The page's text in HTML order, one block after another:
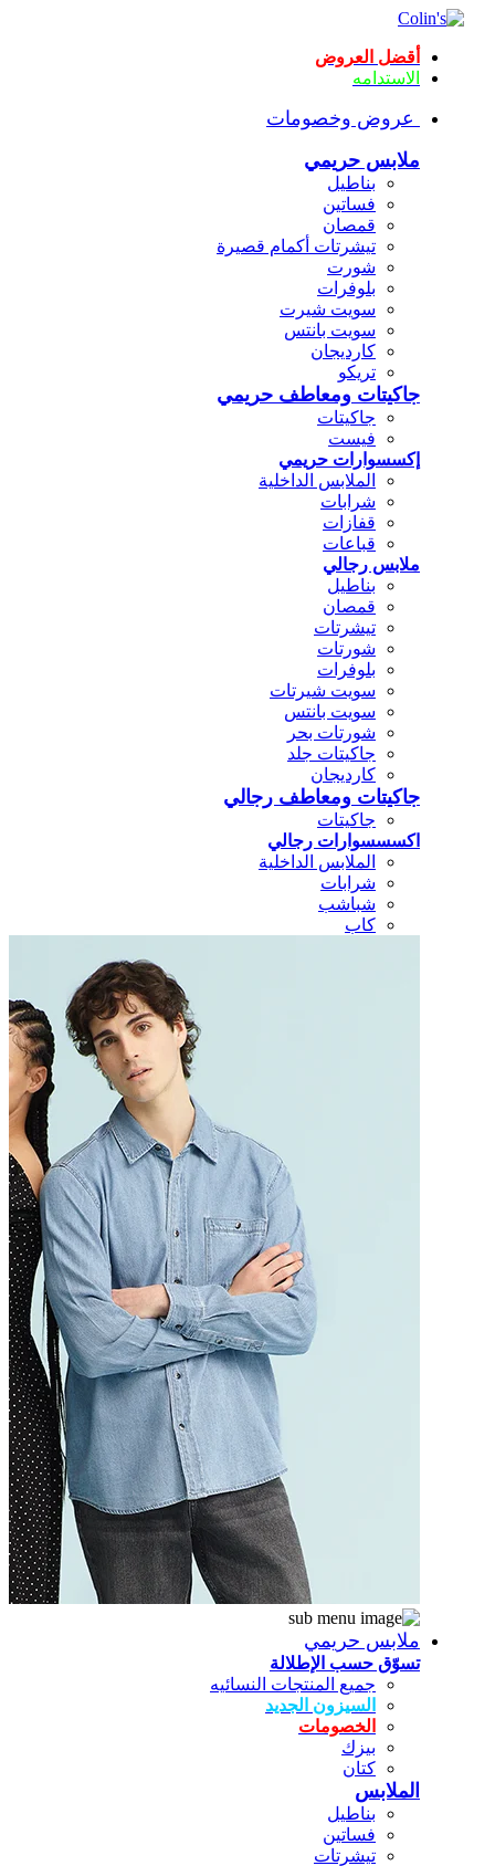
أقضل العروض
الاستدامه
عروض وخصومات
ملابس حريمي
بناطيل
فساتين
قمصان
تيشرتات أكمام قصيرة
شورت
بلوفرات
سويت شيرت
سويت بانتس
كارديجان
تريكو
جاكيتات ومعاطف حريمي
جاكيتات
فيست
إكسسوارات حريمي
الملابس الداخلية
شرابات
قفازات
قباعات
ملابس رجالي
بناطيل
قمصان
تيشرتات
شورتات
بلوفرات
سويت شيرتات
سويت بانتس
شورتات بحر
جاكيتات جلد
كارديجان
جاكيتات ومعاطف رجالي
جاكيتات
اكسسسوارات رجالي
الملابس الداخلية
شرابات
شباشب
كاب
ملابس حريمي
تسوّق حسب الإطلالة
جميع المنتجات النسائيه
السيزون الجديد
الخصومات
بيزك
كتان
الملابس
بناطيل
فساتين
تيشرتات